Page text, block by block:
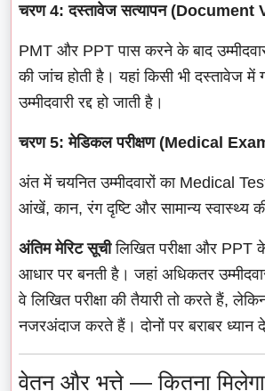
चरण 4: दस्तावेज सत्यापन
PMT और PPT पास करने के बाद
की जांच होती है। यहां किसी भी दस्तावेज में
उम्मीदवारी रद्द हो जाती है।
चरण 5: मेडिकल परीक्षण (Medical
अंत में चयनित उम्मीदवारों का Medical
आंखें, कान, रंग दृष्टि और सामान्य स्वास्थ्य
अंतिम मेरिट सूचीलिखित परीक्षा और
आधार पर बनती है। जहां अधिकतर
वे लिखित परीक्षा की तैयारी तो करते हैं,
नजरअंदाज करते हैं। दोनों पर बराबर ध्यान
वेतन और भत्ते — कितना